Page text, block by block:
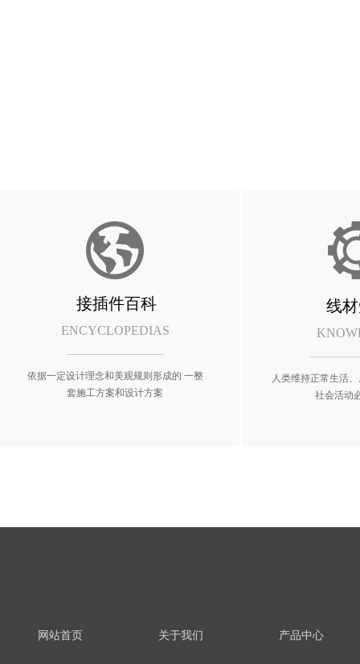
ENCYCLOPEDIAS
人类维持正常生活
社会活动
线
依据一定设计理念和美观规则形成的 一整
套施工方案和设计方案
接插件百科
网站首页 关于我们 产品中心